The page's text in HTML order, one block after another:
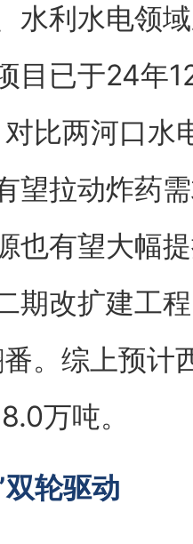
水利水电领
目已于24年
比两河口水
望拉动炸药
也有望大幅
期改扩建工
。综上预
万吨。
轮驱动